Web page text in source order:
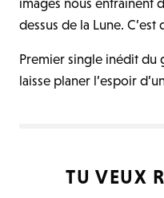
images nous entraînent
dessus de la Lune.
Premier single inédit du
laisse planer l’espoir
TU VEUX